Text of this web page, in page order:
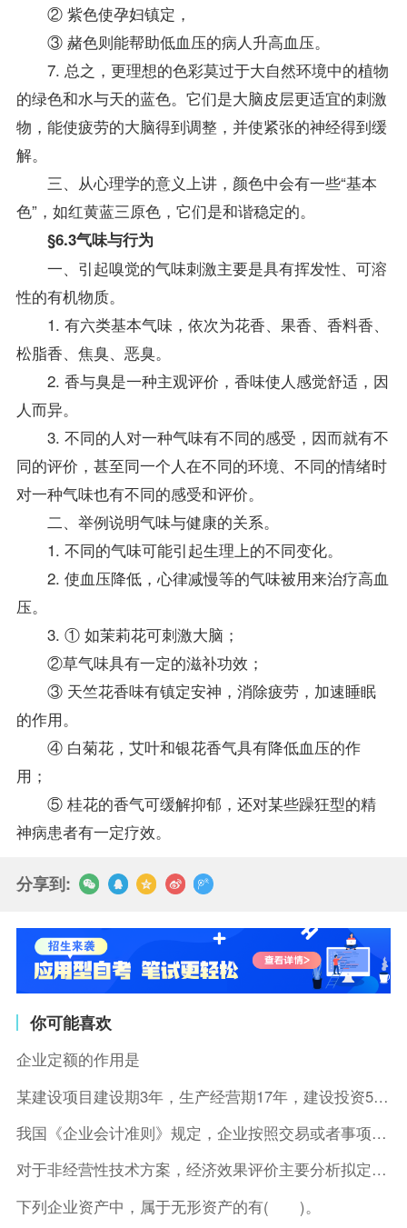
② 紫色使孕妇镇定，
③ 赭色则能帮助低血压的病人升高血压。
7. 总之，更理想的色彩莫过于大自然环境中的植物
的绿色和水与天的蓝色。它们是大脑皮层更适宜的刺激
物，能使疲劳的大脑得到调整，并使紧张的神经得到缓
解。
三、从心理学的意义上讲，颜色中会有一些“基本
色”，如红黄蓝三原色，它们是和谐稳定的。
§6.3气味与行为
一、引起嗅觉的气味刺激主要是具有挥发性、可溶
性的有机物质。
1. 有六类基本气味，依次为花香、果香、香料香、
松脂香、焦臭、恶臭。
2. 香与臭是一种主观评价，香味使人感觉舒适，因
人而异。
3. 不同的人对一种气味有不同的感受，因而就有不
同的评价，甚至同一个人在不同的环境、不同的情绪时
对一种气味也有不同的感受和评价。
二、举例说明气味与健康的关系。
1. 不同的气味可能引起生理上的不同变化。
2. 使血压降低，心律减慢等的气味被用来治疗高血
压。
3. ① 如茉莉花可刺激大脑；
②草气味具有一定的滋补功效；
③ 天竺花香味有镇定安神，消除疲劳，加速睡眠
的作用。
④ 白菊花，艾叶和银花香气具有降低血压的作
用；
⑤ 桂花的香气可缓解抑郁，还对某些躁狂型的精
神病患者有一定疗效。
分享到:
你可能喜欢
企业定额的作用是
某建设项目建设期3年，生产经营期17年，建设投资5500万元
我国《企业会计准则》规定，企业按照交易或者事项的经济特征确定
对于非经营性技术方案，经济效果评价主要分析拟定方案的( )。
下列企业资产中，属于无形资产的有( )。